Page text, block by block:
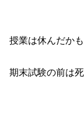
授業は休んだか
期末試験の前は